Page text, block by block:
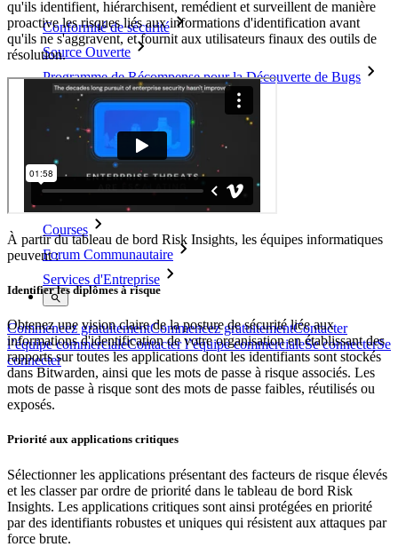
Conformité de sécurité
Source Ouverte
Programme de Récompense pour la Découverte de Bugs
Sommet sur la sécurité open source
Bitwarden Livre Blanc de Sécurité
Formation
Centre d'aide
Courses
Forum Communautaire
Services d'Entreprise
Commencez gratuitementCommencez gratuitementContacter
l’équipe commercialeContacter l’équipe commercialeSe connecterSe
connecter
qu'ils identifient, hiérarchisent, remédient et surveillent de manière
proactive les risques liés aux informations d'identification avant
qu'ils ne s'aggravent, et fournit aux utilisateurs finaux des outils de
résolution.
À partir du tableau de bord Risk Insights, les équipes informatiques
peuvent :
Identifier les diplômes à risque
Obtenez une vision claire de la posture de sécurité liée aux
informations d'identification de votre organisation en établissant des
rapports sur toutes les applications dont les identifiants sont stockés
dans Bitwarden, ainsi que les mots de passe à risque associés. Les
mots de passe à risque sont des mots de passe faibles, réutilisés ou
exposés.
Priorité aux applications critiques
Sélectionner les applications présentant des facteurs de risque élevés
et les classer par ordre de priorité dans le tableau de bord Risk
Insights. Les applications critiques sont ainsi protégées en priorité
par des identifiants robustes et uniques qui résistent aux attaques par
force brute.